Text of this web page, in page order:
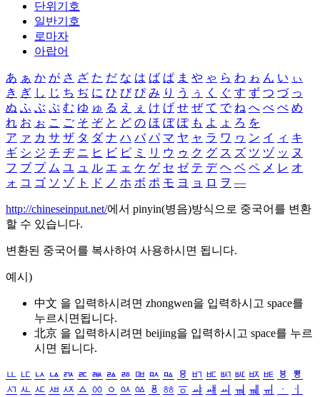
단위기호
일반기호
로마자
아랍어
あ ぁ か が さ ざ た だ な は ば ぱ ま や ゃ ら わ ゎ ん い ぃ
き ぎ し じ ち ぢ に ひ び ぴ み り う ぅ く ぐ す ず つ づ っ
ぬ ふ ぶ ぷ む ゆ ゅ る え ぇ け げ せ ぜ て で ね へ べ ぺ め
れ お ぉ こ ご そ ぞ と ど の ほ ぼ ぽ も よ ょ ろ を
ア ァ カ サ ザ タ ダ ナ ハ バ パ マ ヤ ャ ラ ワ ヮ ン イ ィ キ
ギ シ ジ チ ヂ ニ ヒ ビ ピ ミ リ ウ ゥ ク グ ス ズ ツ ヅ ッ ヌ
フ ブ プ ム ユ ュ ル エ ェ ケ ゲ セ ゼ テ デ ヘ ベ ペ メ レ オ
ォ コ ゴ ソ ゾ ト ド ノ ホ ボ ポ モ ヨ ョ ロ ヲ ―
http://chineseinput.net/에서 pinyin(병음)방식으로 중국어를 변환
할 수 있습니다.
변환된 중국어를 복사하여 사용하시면 됩니다.
예시)
中文 을 입력하시려면 zhongwen을 입력하시고 space를
누르시면됩니다.
北京 을 입력하시려면 beijing을 입력하시고 space를 누르
시면 됩니다.
ㅥ ㅦ ㅧ ㅨ ㅩ ㅪ ㅫ ㅬ ㅭ ㅮ ㅯ ㅰ ㅱ ㅲ ㅳ ㅴ ㅵ ㅶ ㅷ ㅸ
ㅹ
ㅺ ㅻ ㅼ ㅽ ㅾ ㅿ ㆀ ㆁ ㆂ ㆃ ㆄ ㆅ ㆆ ㆇ ㆈ ㆉ ㆊ ㆋ ㆌ ㆍ
ㆎ